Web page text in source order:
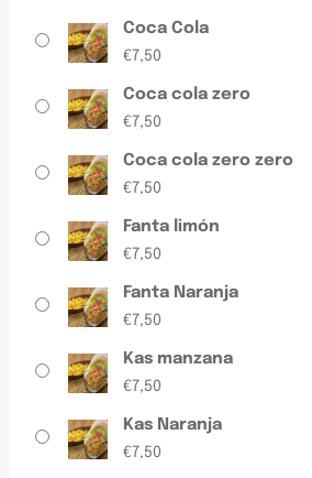
Coca Cola
€7,50
Coca cola zero
€7,50
Coca cola zero zero
€7,50
Fanta limón
€7,50
Fanta Naranja
€7,50
Kas manzana
€7,50
Kas Naranja
€7,50